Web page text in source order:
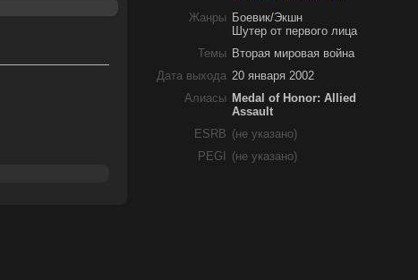
Жанры Боевик/Экшн
Шутер от первого лица
Темы Вторая мировая война
Дата выхода 20 января 2002
Алиасы Medal of Honor: Allied
Assault
ESRB (не указано)
PEGI
(не указано)